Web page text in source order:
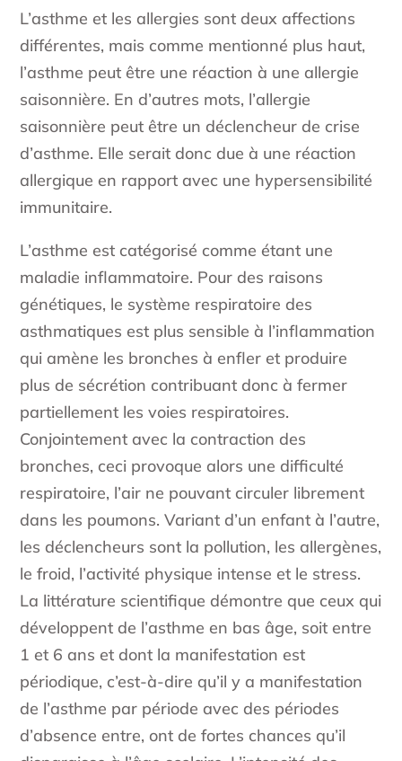
L’asthme et les allergies sont deux affections
différentes, mais comme mentionné plus haut,
l’asthme peut être une réaction à une allergie
saisonnière. En d’autres mots, l’allergie
saisonnière peut être un déclencheur de crise
d’asthme. Elle serait donc due à une réaction
allergique en rapport avec une hypersensibilité
immunitaire.
L’asthme est catégorisé comme étant une
maladie inflammatoire. Pour des raisons
génétiques, le système respiratoire des
asthmatiques est plus sensible à l’inflammation
qui amène les bronches à enfler et produire
plus de sécrétion contribuant donc à fermer
partiellement les voies respiratoires.
Conjointement avec la contraction des
bronches, ceci provoque alors une difficulté
respiratoire, l’air ne pouvant circuler librement
dans les poumons. Variant d’un enfant à l’autre,
les déclencheurs sont la pollution, les allergènes,
le froid, l’activité physique intense et le stress.
La littérature scientifique démontre que ceux qui
développent de l’asthme en bas âge, soit entre
1 et 6 ans et dont la manifestation est
périodique, c’est-à-dire qu’il y a manifestation
de l’asthme par période avec des périodes
d’absence entre, ont de fortes chances qu’il